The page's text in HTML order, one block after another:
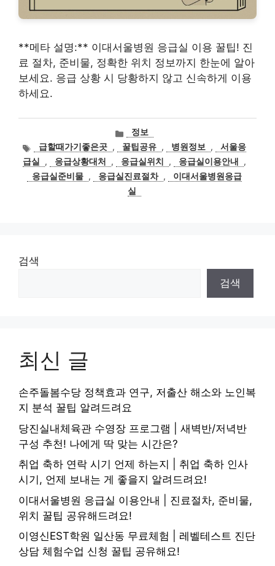
**메타 설명:** 이대서울병원 응급실 이용 꿀팁! 진
료 절차, 준비물, 정확한 위치 정보까지 한눈에 알아
보세요. 응급 상황 시 당황하지 않고 신속하게 이용
하세요.
카
테
고
리
정보
태
그
급할때가기좋은곳 , 꿀팁공유 , 병원정보 ,
서울응
급실
, 응급상황대처 , 응급실위치 , 응급실이용안내
,
응급실준비물 , 응급실진료절차 ,
이대서울병원응급
실
검색
검색
최신 글
손주돌봄수당 정책효과 연구, 저출산 해소와 노인복
지 분석 꿀팁 알려드려요
당진실내체육관 수영장 프로그램 | 새벽반/저녁반
구성 추천! 나에게 딱 맞는 시간은?
취업 축하 연락 시기 언제 하는지 | 취업 축하 인사
시기, 언제 보내는 게 좋을지 알려드려요!
이대서울병원 응급실 이용안내 | 진료절차, 준비물,
위치 꿀팁 공유해드려요!
이영신EST학원 일산동 무료체험 | 레벨테스트 진단
상담 체험수업 신청 꿀팁 공유해요!